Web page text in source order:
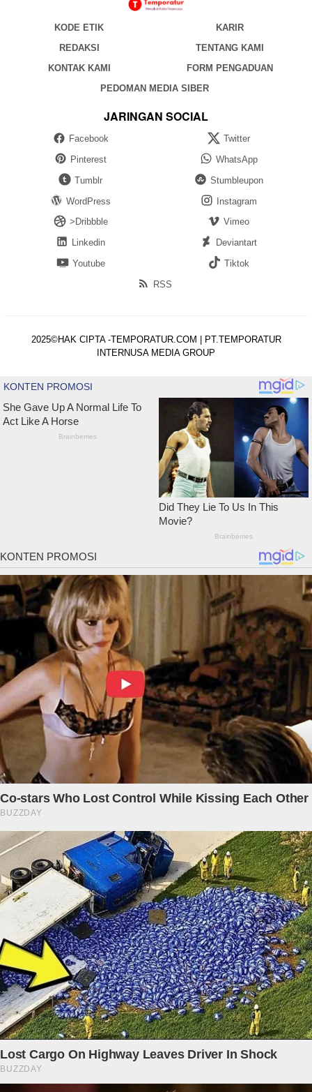
KODE ETIK
KARIR
REDAKSI
TENTANG KAMI
KONTAK KAMI
FORM PENGADUAN
PEDOMAN MEDIA SIBER
JARINGAN SOCIAL
Facebook
Twitter
Pinterest
WhatsApp
Tumblr
Stumbleupon
WordPress
Instagram
>Dribbble
Vimeo
Linkedin
Deviantart
Youtube
Tiktok
RSS
2025©HAK CIPTA -TEMPORATUR.COM | PT.TEMPORATUR
INTERNUSA MEDIA GROUP